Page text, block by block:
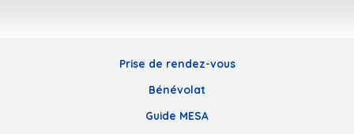
Prise de rendez-vous
Bénévolat
Guide MESA